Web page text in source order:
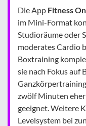
Die App Fitness
im Mini-Format
Studioräume oder
moderates Cardio
Boxtraining
sie nach Fokus auf
zwölf Minuten
geeignet. Weitere
Levelsystem bei